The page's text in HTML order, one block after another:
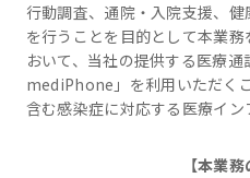
行動調査、通院・入院支援、
を行うことを目的として本業
おいて、当社の提供する医療
mediPhone」を利用いただく
含む感染症に対応する医療イン
【本業務